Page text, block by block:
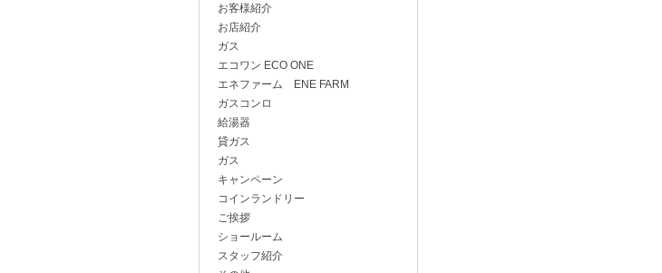
お客様紹介
お店紹介
ガス
エコワン ECO ONE
エネファーム ENE FARM
ガスコンロ
給湯器
貸ガス
ガス
キャンペーン
コインランドリー
ご挨拶
ショールーム
スタッフ紹介